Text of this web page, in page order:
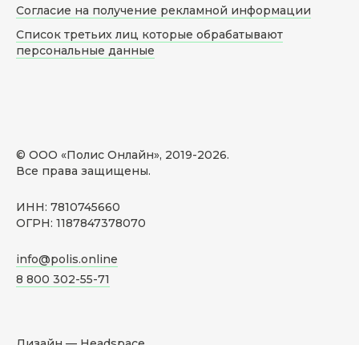
© ООО «Полис Онлайн», 2019-2026.
Все права защищены.
ИНН: 7810745660
ОГРН: 1187847378070
info@polis.online
8 800 302-55-71
Согласие на получение рекламной информации
Список третьих лиц которые обрабатывают
персональные данные